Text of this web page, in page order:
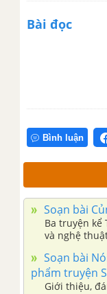
Bài đọc
Bình luận
Soạn bài
Ba truyện kể
và nghệ
Soạn bài
phẩm truyện
Giới thiệu,